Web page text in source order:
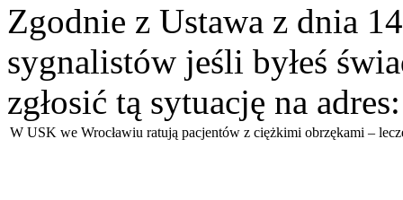
Zgodnie z Ustawa z dnia
sygnalistów jeśli byłeś
zgłosić tą sytuację na
W USK we Wrocławiu ratują pacjentów z ciężkimi obrzękami –